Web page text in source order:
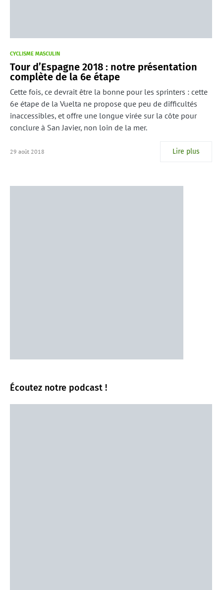
CYCLISME MASCULIN
Tour d’Espagne 2018 : notre présentation
complète de la 6e étape
Cette fois, ce devrait être la bonne pour les sprinters : cette
6e étape de la Vuelta ne propose que peu de difficultés
inaccessibles, et offre une longue virée sur la côte pour
conclure à San Javier, non loin de la mer.
29 août 2018 Lire plus
Écoutez notre podcast !